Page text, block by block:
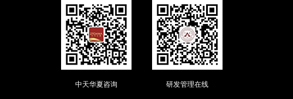
中天华夏咨询 研发管理在线